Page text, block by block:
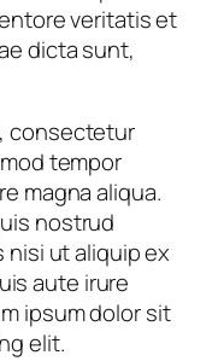
veritatis et
dicta sunt,
consectetur
tempor
magna aliqua.
nostrud
ut aliquip ex
aute irure
ipsum dolor sit
elit.